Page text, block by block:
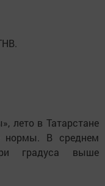
лето в Татарстане
нормы. В среднем
градуса выше